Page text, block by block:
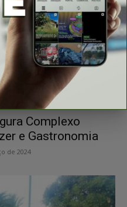
Complexo
e Gastronomia
de 2024